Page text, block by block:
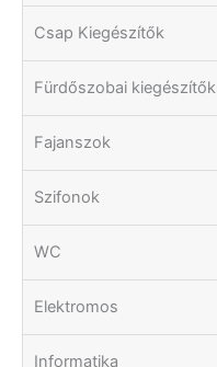
Csap Kiegészítők
Fürdőszobai kiegészítők
Fajanszok
Szifonok
WC
Elektromos
Informatika